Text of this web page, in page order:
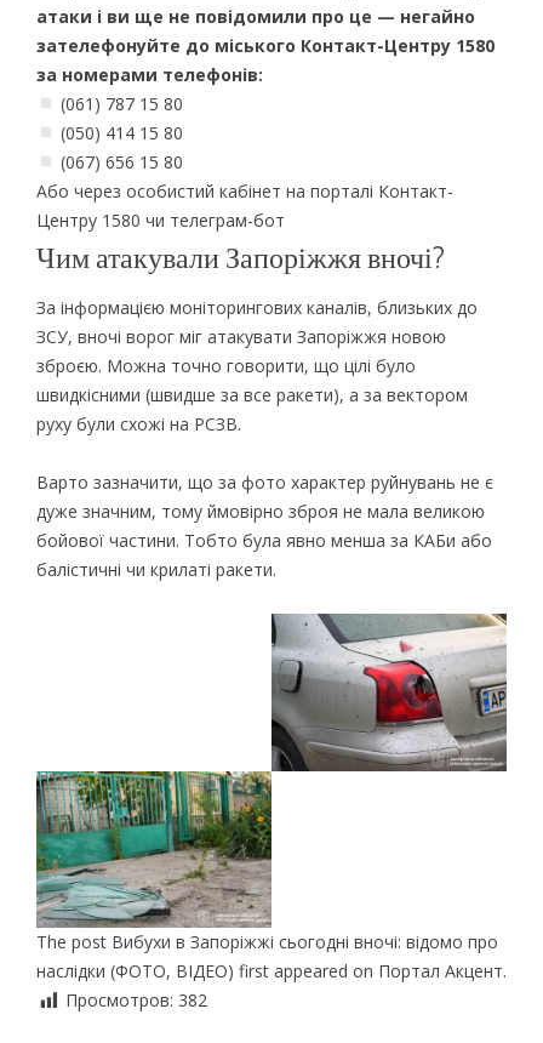
атаки і ви ще не повідомили про це — негайно
зателефонуйте до міського Контакт-Центру 1580
за номерами телефонів:
(061) 787 15 80
(050) 414 15 80
(067) 656 15 80
Або через особистий кабінет на порталі Контакт-
Центру 1580 чи телеграм-бот
Чим атакували Запоріжжя вночі?
За інформацією моніторингових каналів, близьких до
ЗСУ, вночі ворог міг атакувати Запоріжжя новою
зброєю. Можна точно говорити, що цілі було
швидкісними (швидше за все ракети), а за вектором
руху були схожі на РСЗВ.
Варто зазначити, що за фото характер руйнувань не є
дуже значним, тому ймовірно зброя не мала великою
бойової частини. Тобто була явно менша за КАБи або
балістичні чи крилаті ракети.
The post Вибухи в Запоріжжі сьогодні вночі: відомо про
наслідки (ФОТО, ВІДЕО) first appeared on Портал Акцент.
Просмотров: 382